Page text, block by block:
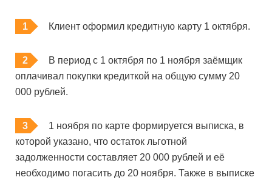
Клиент оформил кредитную карту 1 октября.
В период с 1 октября по 1 ноября заёмщик
оплачивал покупки кредиткой на общую сумму 20
000 рублей.
1 ноября по карте формируется выписка, в
которой указано, что остаток льготной
задолженности составляет 20 000 рублей и её
необходимо погасить до 20 ноября. Также в выписке